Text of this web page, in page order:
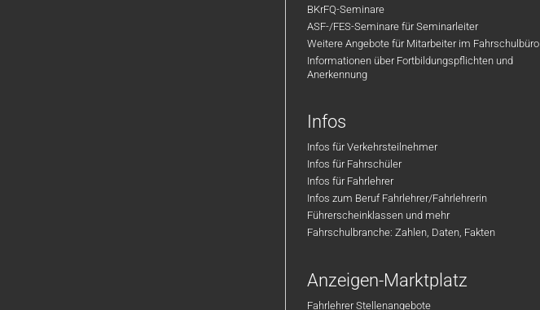
BKrFQ-Seminare
ASF-/FES-Seminare für Seminarleiter
Weitere Angebote für Mitarbeiter im Fahrschulbüro
Informationen über Fortbildungspflichten und
Anerkennung
Infos
Infos für Verkehrsteilnehmer
Infos für Fahrschüler
Infos für Fahrlehrer
Infos zum Beruf Fahrlehrer/Fahrlehrerin
Führerscheinklassen und mehr
Fahrschulbranche: Zahlen, Daten, Fakten
Anzeigen-Marktplatz
Fahrlehrer Stellenangebote